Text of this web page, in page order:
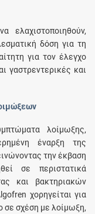
ελαχιστοποιηθούν,
δόση για τη
για τον έλεγχο
γαστρεντερικές και
λοίμωξης,
έναρξη της
την έκβαση
σε περιστατικά
και βακτηριακών
χορηγείται για
σε σχέση με λοίμωξη,